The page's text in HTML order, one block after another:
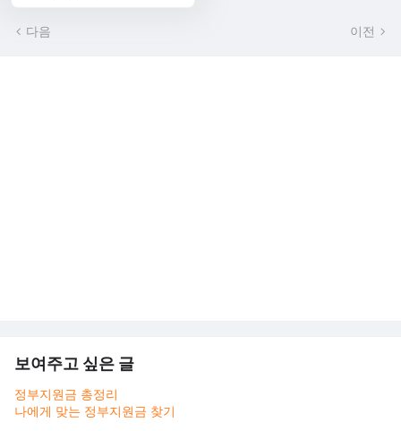
다음 이전
보여주고 싶은 글
정부지원금 총정리
나에게 맞는 정부지원금 찾기